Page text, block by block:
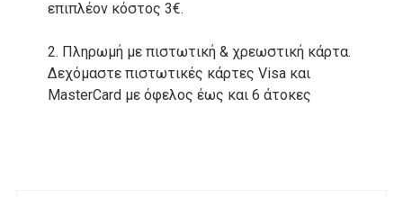
επιπλέον κόστος 3€.
2. Πληρωμή με πιστωτική & χρεωστική κάρτα.
Δεχόμαστε πιστωτικές κάρτες Visa και
MasterCard με όφελος έως και 6 άτοκες